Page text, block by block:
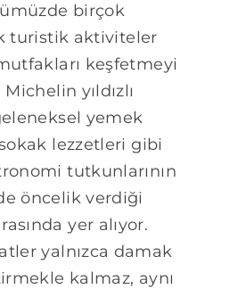
birçok
turistik aktiviteler
keşfetmeyi
yıldızlı
yemek
lezzetleri gibi
tutkunlarının
öncelik verdiği
yer alıyor.
yalnızca damak
kalmaz, aynı